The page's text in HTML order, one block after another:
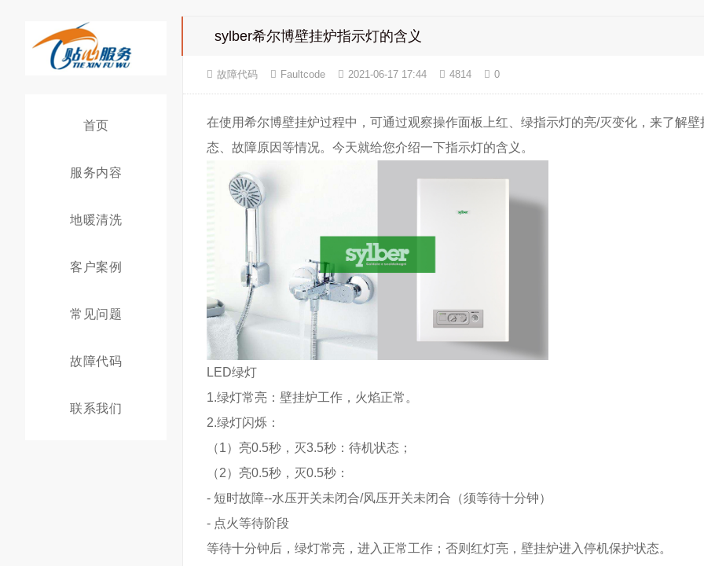
首页
服务内容
地暖清洗
客户案例
常见问题
故障代码
联系我们
sylber希尔博壁挂炉指示灯的含义
故障代码 Faultcode 2021-06-17 17:44 4814 0
在使用希尔博壁挂炉过程中，可通过观察操作面板上红、绿指示灯的亮/灭变化，来了解壁
态、故障原因等情况。今天就给您介绍一下指示灯的含义。
LED绿灯
1.绿灯常亮：壁挂炉工作，火焰正常。
2.绿灯闪烁：
（1）亮0.5秒，灭3.5秒：待机状态；
（2）亮0.5秒，灭0.5秒：
- 短时故障--水压开关未闭合/风压开关未闭合（须等待十分钟）
- 点火等待阶段
等待十分钟后，绿灯常亮，进入正常工作；否则红灯亮，壁挂炉进入停机保护状态。